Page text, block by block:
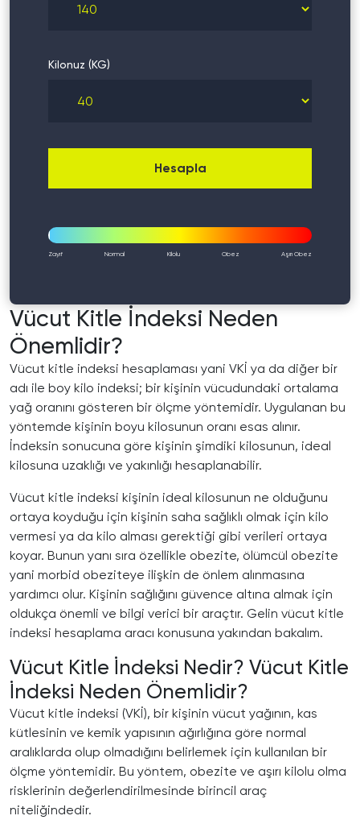
Kilonuz (KG)
Hesapla
Zayıf Normal Kilolu Obez Aşırı Obez
Vücut Kitle İndeksi Neden
Önemlidir?
Vücut kitle indeksi hesaplaması yani VKİ ya da diğer bir
adı ile boy kilo indeksi; bir kişinin vücudundaki ortalama
yağ oranını gösteren bir ölçme yöntemidir. Uygulanan bu
yöntemde kişinin boyu kilosunun oranı esas alınır.
İndeksin sonucuna göre kişinin şimdiki kilosunun, ideal
kilosuna uzaklığı ve yakınlığı hesaplanabilir.
Vücut kitle indeksi kişinin ideal kilosunun ne olduğunu
ortaya koyduğu için kişinin saha sağlıklı olmak için kilo
vermesi ya da kilo alması gerektiği gibi verileri ortaya
koyar. Bunun yanı sıra özellikle obezite, ölümcül obezite
yani morbid obeziteye ilişkin de önlem alınmasına
yardımcı olur. Kişinin sağlığını güvence altına almak için
oldukça önemli ve bilgi verici bir araçtır. Gelin vücut kitle
indeksi hesaplama aracı konusuna yakından bakalım.
Vücut Kitle İndeksi Nedir? Vücut Kitle
İndeksi Neden Önemlidir?
Vücut kitle indeksi (VKİ), bir kişinin vücut yağının, kas
kütlesinin ve kemik yapısının ağırlığına göre normal
aralıklarda olup olmadığını belirlemek için kullanılan bir
ölçme yöntemidir. Bu yöntem, obezite ve aşırı kilolu olma
risklerinin değerlendirilmesinde birincil araç
niteliğindedir.